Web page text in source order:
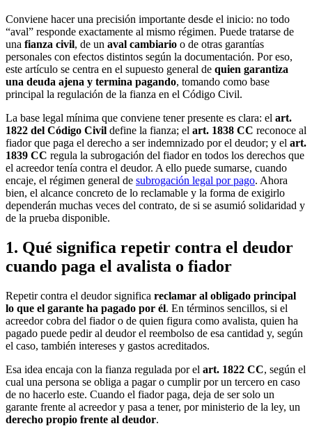
Conviene hacer una precisión importante desde el inicio: no todo
“aval” responde exactamente al mismo régimen. Puede tratarse de
una fianza civil, de un aval cambiario o de otras garantías
personales con efectos distintos según la documentación. Por eso,
este artículo se centra en el supuesto general de quien garantiza
una deuda ajena y termina pagando, tomando como base
principal la regulación de la fianza en el Código Civil.
La base legal mínima que conviene tener presente es clara: el art.
1822 del Código Civil define la fianza; el art. 1838 CC reconoce al
fiador que paga el derecho a ser indemnizado por el deudor; y el art.
1839 CC regula la subrogación del fiador en todos los derechos que
el acreedor tenía contra el deudor. A ello puede sumarse, cuando
encaje, el régimen general de subrogación legal por pago. Ahora
bien, el alcance concreto de lo reclamable y la forma de exigirlo
dependerán muchas veces del contrato, de si se asumió solidaridad y
de la prueba disponible.
1. Qué significa repetir contra el deudor
cuando paga el avalista o fiador
Repetir contra el deudor significa reclamar al obligado principal
lo que el garante ha pagado por él. En términos sencillos, si el
acreedor cobra del fiador o de quien figura como avalista, quien ha
pagado puede pedir al deudor el reembolso de esa cantidad y, según
el caso, también intereses y gastos acreditados.
Esa idea encaja con la fianza regulada por el art. 1822 CC, según el
cual una persona se obliga a pagar o cumplir por un tercero en caso
de no hacerlo este. Cuando el fiador paga, deja de ser solo un
garante frente al acreedor y pasa a tener, por ministerio de la ley, un
derecho propio frente al deudor.